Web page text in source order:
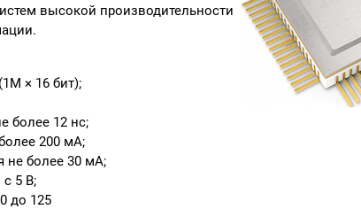
высокой производительности
× 16 бит);
более 12 нс;
200 мА;
не более 30 мА;
5 В;
до 125